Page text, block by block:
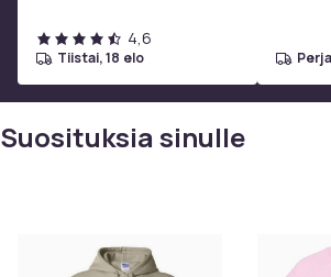
4,6
tiistai, 18 elo
Suosituksia sinulle